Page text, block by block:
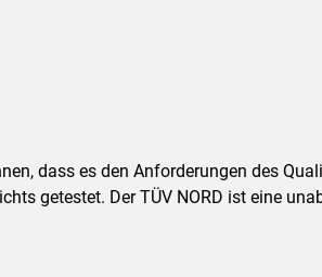
dass es den Anforderungen des
getestet. Der TÜV NORD ist eine